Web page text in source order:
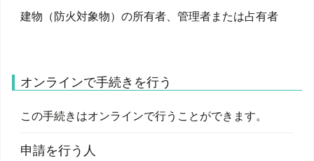
建物（防火対象物）の所有者、管理者または占有者
オンラインで手続きを行う
この手続きはオンラインで行うことができます。
申請を行う人